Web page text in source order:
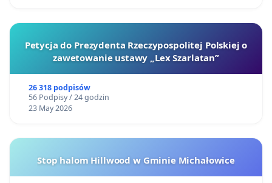
Petycja do Prezydenta Rzeczypospolitej Polskiej o
zawetowanie ustawy „Lex Szarlatan”
26 318 podpisów
56 Podpisy / 24 godzin
23 May 2026
Stop halom Hillwood w Gminie Michałowice